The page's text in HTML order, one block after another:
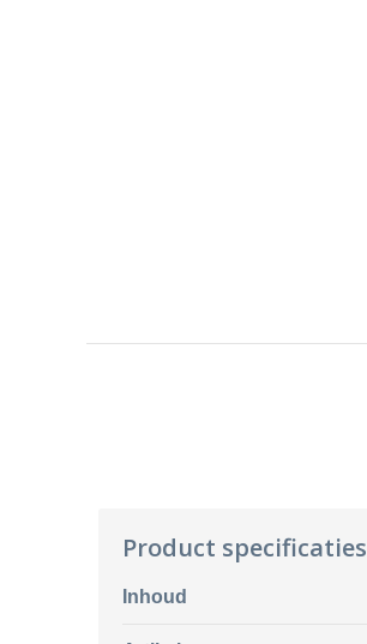
Product specificaties
Inhoud